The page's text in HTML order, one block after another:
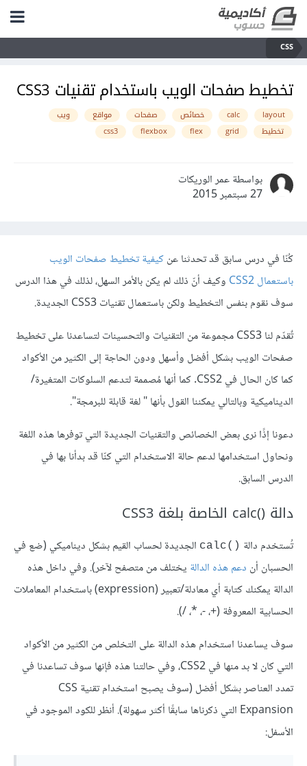
CSS
تخطيط صفحات الويب باستخدام تقنيات CSS3
layout
calc خصائص صفحات مواقع
ويب
تخطيط
grid
flex
flexbox
css3
بواسطة عمر الوريكات
27 سبتمبر 2015
كُنّا في درس سابق قد تحدثنا عنكيفية تخطيط صفحات الويب
باستعمال CSS2
وكيف أنّ ذلك لم يكن بالأمر السهل، لذلك في هذا الدرس
سوف نقوم بنفس التخطيط ولكن باستعمال تقنيات CSS3 الجديدة.
تٌقدّم لنا CSS3 مجموعة من التقنيات والتحسينات لتساعدنا على تخطيط
صفحات الويب بشكل أفضل وأسهل ودون الحاجة إلى الكثير من الأكواد
كما كان الحال في CSS2. كما أنها مُصممة لتدعم السلوكات المتغيرة/
الديناميكية وبالتالي يمكننا القول بأنها " لغة قابلة للبرمجة".
دعونا إذًا نرى بعض الخصائص والتقنيات الجديدة التي توفرها هذه اللغة
ونحاول استخدامها لدعم حالة الاستخدام التي كنّا قد بدأنا بها في
الدرس السابق.
دالة ()calc الخاصة بلغة CSS3
تُستخدم دالة ()calc
الجديدة لحساب القيم بشكل ديناميكي (ضع في
الحسبان أن دعم هذه الدالة يختلف من متصفح لآخر). وفي داخل هذه
الدالة يمكنك كتابة أي معادلة/تعبير (expression) باستخدام المعاملات
الحسابية المعروفة (+، -، *، /).
سوف يساعدنا استخدام هذه الدالة على التخلص من الكثير من الأكواد
التي كان لا بد منها في CSS2، وفي حالتنا هذه فإنها سوف تساعدنا في
تمدد العناصر بشكل أفضل (سوف يصبح استخدام تقنية CSS
Expansion التي ذكرناها سابقًا أكثر سهولة). أنظر للكود الموجود في
الأسفل: